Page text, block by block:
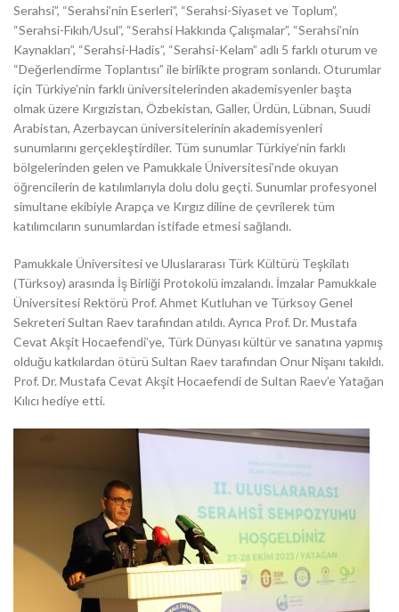
Serahsi”, “Serahsi’nin Eserleri”, “Serahsi-Siyaset ve Toplum”,
“Serahsi-Fıkıh/Usul”, “Serahsi Hakkında Çalışmalar”, “Serahsi’nin
Kaynakları”, “Serahsi-Hadis”, “Serahsi-Kelam” adlı 5 farklı oturum ve
“Değerlendirme Toplantısı” ile birlikte program sonlandı. Oturumlar
için Türkiye’nin farklı üniversitelerinden akademisyenler başta
olmak üzere Kırgızistan, Özbekistan, Galler, Ürdün, Lübnan, Suudi
Arabistan, Azerbaycan üniversitelerinin akademisyenleri
sunumlarını gerçekleştirdiler. Tüm sunumlar Türkiye’nin farklı
bölgelerinden gelen ve Pamukkale Üniversitesi’nde okuyan
öğrencilerin de katılımlarıyla dolu dolu geçti. Sunumlar profesyonel
simultane ekibiyle Arapça ve Kırgız diline de çevrilerek tüm
katılımcıların sunumlardan istifade etmesi sağlandı.
Pamukkale Üniversitesi ve Uluslararası Türk Kültürü Teşkilatı
(Türksoy) arasında İş Birliği Protokolü imzalandı. İmzalar Pamukkale
Üniversitesi Rektörü Prof. Ahmet Kutluhan ve Türksoy Genel
Sekreteri Sultan Raev tarafından atıldı. Ayrıca Prof. Dr. Mustafa
Cevat Akşit Hocaefendi’ye, Türk Dünyası kültür ve sanatına yapmış
olduğu katkılardan ötürü Sultan Raev tarafından Onur Nişanı takıldı.
Prof. Dr. Mustafa Cevat Akşit Hocaefendi de Sultan Raev’e Yatağan
Kılıcı hediye etti.